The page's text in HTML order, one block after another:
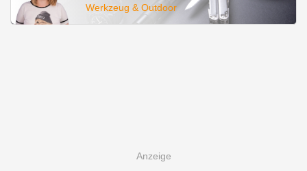
Werkzeug & Outdoor